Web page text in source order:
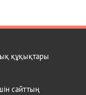
құқықтары
сайттың